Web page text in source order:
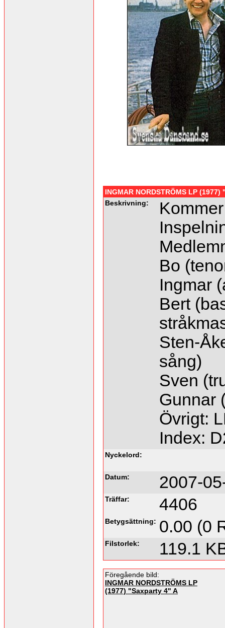
INGMAR NORDSTRÖMS LP
Beskrivning:
Bo
Ingmar
Bert
Sten-
sång)
Sven
Gunnar
Övrigt:
Index:
Nyckelord:
Datum: 2007-
Träffar: 4406
Betygsättning: 0.00 (0
Filstorlek: 119.1
Föregående bild:
INGMAR NORDSTRÖMS LP
(1977) "Saxparty 4" A